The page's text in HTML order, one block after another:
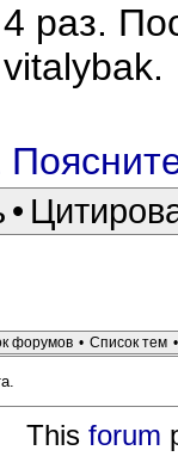
раз.
•
форумов • Список тем •
This forum